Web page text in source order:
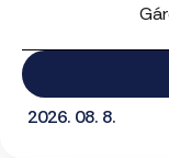
2026. 08. 8.